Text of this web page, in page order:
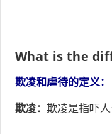
What is the
欺凌和虐待的定义：
欺凌： 欺凌是指吓人